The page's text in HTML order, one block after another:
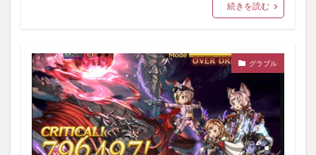
続きを読む
グラブル